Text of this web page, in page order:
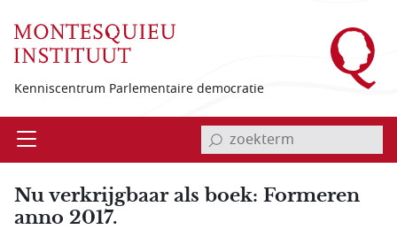
Kenniscentrum Parlementaire democratie
Open invoerveld zoekterm
Nu verkrijgbaar als boek: Formeren
anno 2017.